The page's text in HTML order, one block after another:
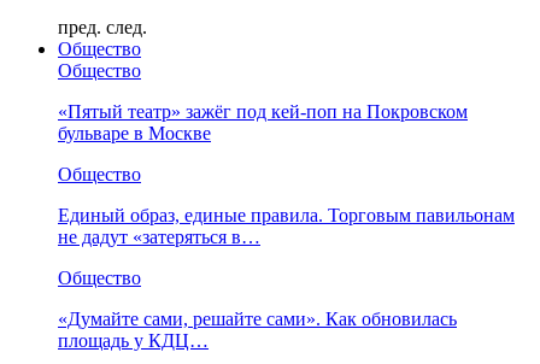
пред. след.
Общество
Общество
«Пятый театр» зажёг под кей-поп на Покровском
бульваре в Москве
Общество
Единый образ, единые правила. Торговым павильонам
не дадут «затеряться в…
Общество
«Думайте сами, решайте сами». Как обновилась
площадь у КДЦ…